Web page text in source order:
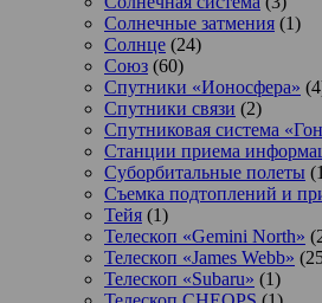
Солнечные затмения (1)
Солнце (24)
Союз (60)
Спутники «Ионосфера»
Спутники связи (2)
Спутниковая система
Станции приема
Суборбитальные полеты
Съемка подтоплений и
Тейя (1)
Телескоп «Gemini North»
Телескоп «James Webb»
Телескоп «Subaru» (1)